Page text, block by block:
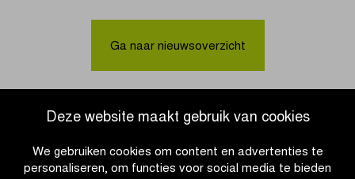
Deze website maakt gebruik van cookies
We gebruiken cookies om content en advertenties te
personaliseren, om functies voor social media te bieden
en
aankomst
in
de
er
je
niet
draag
Ga naar nieuwsoverzicht